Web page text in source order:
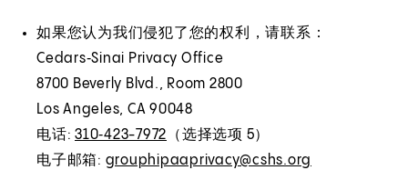
如果您认为我们侵犯了您的权利，请联系：
Cedars‑Sinai Privacy Office
8700 Beverly Blvd., Room 2800
Los Angeles, CA 90048
电话: 310‑423-7972 （选择选项 5）
电子邮箱: grouphipaaprivacy@cshs.org